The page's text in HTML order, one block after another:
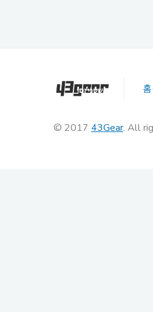
© 2017 43Gear. All